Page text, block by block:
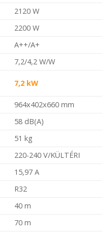
2120 W
2200 W
A++/A+
7,2/4,2 W/W
7,2 kW
964x402x660 mm
58 dB(A)
51 kg
220-240 V/KÜLTÉRI
15,97 A
R32
40 m
70 m